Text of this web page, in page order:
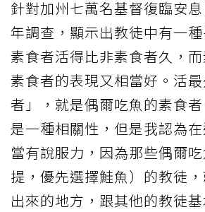
針對加州七萬名基督復臨安
年調查，顯示出教徒中有一種
素食者活得比非素食者久，
素食者的表現又相當好。活
者」，就是偶爾吃魚的素食
是一種相關性，但是我認為
當有說服力，因為那些偶爾
提，優先選擇鮭魚）的教徒
出來的地方，跟其他的教徒